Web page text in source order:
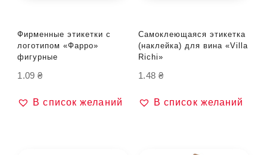
Фирменные этикетки с
логотипом «Фарро»
фигурные
1.09₴
В список желаний
Самоклеющаяся этикетка
(наклейка) для вина «Villa
Richi»
1.48 ₴
В список желаний